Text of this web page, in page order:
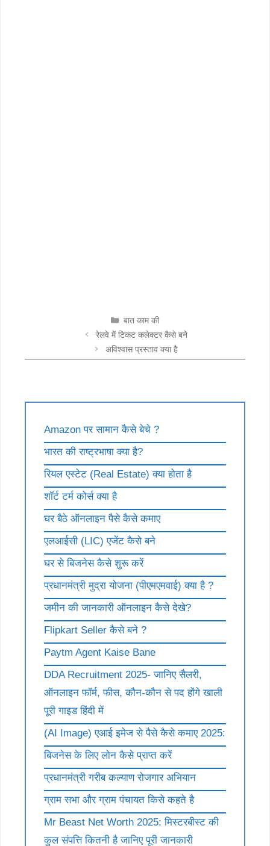
CATEGORIES
बात काम की
रेलवे में टिकट कलेक्टर कैसे बने
अविश्वास प्रस्ताव क्या है
Amazon पर सामान कैसे बेचे ?
भारत की राष्ट्रभाषा क्या है?
रियल एस्टेट (Real Estate) क्या होता है
शॉर्ट टर्म कोर्स क्या है
घर बैठे ऑनलाइन पैसे कैसे कमाए
एलआईसी (LIC) एजेंट कैसे बने
घर से बिजनेस कैसे शुरू करें
प्रधानमंत्री मुद्रा योजना (पीएमएमवाई) क्या है ?
जमीन की जानकारी ऑनलाइन कैसे देखे?
Flipkart Seller कैसे बने ?
Paytm Agent Kaise Bane
DDA Recruitment 2025- जानिए सैलरी,
ऑनलाइन फॉर्म, फीस, कौन-कौन से पद होंगे खाली
पूरी गाइड हिंदी में
(AI Image) एआई इमेज से पैसे कैसे कमाए 2025:
बिजनेस के लिए लोन कैसे प्राप्त करें
प्रधानमंत्री गरीब कल्याण रोजगार अभियान
ग्राम सभा और ग्राम पंचायत किसे कहते है
Mr Beast Net Worth 2025: मिस्टरबीस्ट की
कुल संपत्ति कितनी है जानिए पूरी जानकारी